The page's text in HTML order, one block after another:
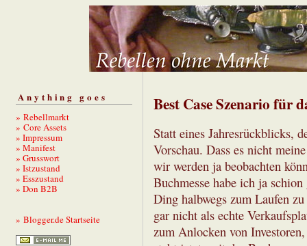
Anything goes
» Rebellmarkt
» Core Assets
» Impressum
» Manifest
» Grusswort
» Istzustand
» Esszustand
» Don B2B
» Blogger.de Startseite
Best Case Szenario für
Statt eines Jahresrückblicks,
Vorschau. Dass es nicht
wir werden ja beobachten
Buchmesse habe ich ja
Ding halbwegs zum Laufen
gar nicht als echte
zum Anlocken von